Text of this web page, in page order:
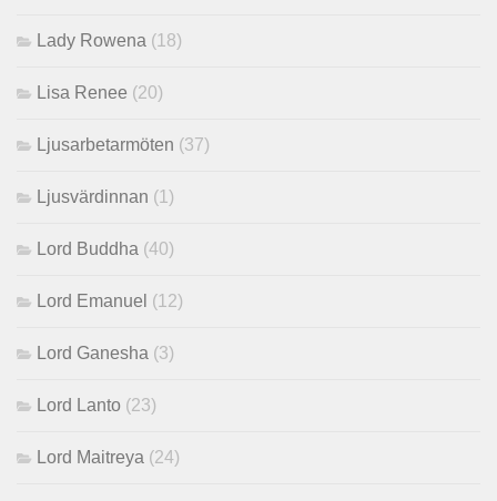
Lady Rowena (18)
Lisa Renee (20)
Ljusarbetarmöten (37)
Ljusvärdinnan (1)
Lord Buddha (40)
Lord Emanuel (12)
Lord Ganesha (3)
Lord Lanto (23)
Lord Maitreya (24)